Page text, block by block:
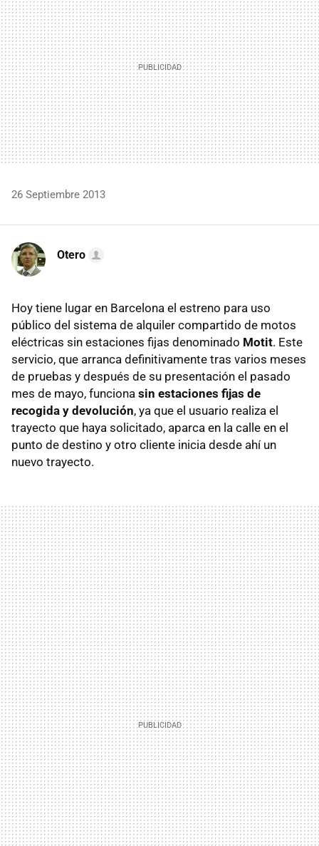
26 Septiembre 2013
Otero
Hoy tiene lugar en Barcelona el estreno para uso
público del sistema de alquiler compartido de motos
eléctricas sin estaciones fijas denominado Motit. Este
servicio, que arranca definitivamente tras varios meses
de pruebas y después de su presentación el pasado
mes de mayo, funciona sin estaciones fijas de
recogida y devolución, ya que el usuario realiza el
trayecto que haya solicitado, aparca en la calle en el
punto de destino y otro cliente inicia desde ahí un
nuevo trayecto.